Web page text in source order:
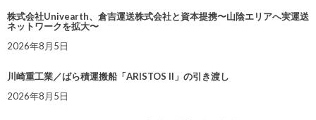
株式会社Univearth、倉吉運送株式会社と資本提携〜山陰エリアへ実運送
ネットワークを拡大〜
2026年8月5日
川崎重工業／ばら積運搬船「ARISTOS II」の引き渡し
2026年8月5日